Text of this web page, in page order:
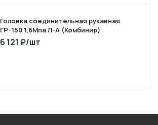
Головка соединительная рукавная
ГР-150 1,6Мпа Л-А (Комбинир)
6 121 ₽/шт